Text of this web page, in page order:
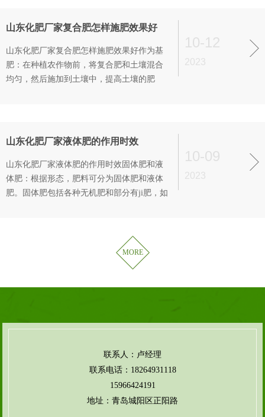
肥能够提高土壤中的养分利用率，促进蔬菜
山东化肥厂家复合肥怎样施肥效果好
山东化肥厂家复合肥怎样施肥效果好作为基
肥：在种植农作物前，将复合肥和土壤混合
均匀，然后施加到土壤中，提高土壤的肥
1000的比例混合，然后顺花盆的边缘缓缓倒
10-12
2023
山东化肥厂家液体肥的作用时效
山东化肥厂家液体肥的作用时效固体肥和液
体肥：根据形态，肥料可分为固体肥和液体
肥。固体肥包括各种无机肥和部分有ji肥，如
缓效肥：根据作用时效，肥料可分为速效肥
和缓效肥。速效肥是指那些可以被植物吸收
得快、见效也快的肥料，如尿素、硝
10-09
2023
MORE
联系人：卢经理
联系电话：18264931118
15966424191
地址：青岛城阳区正阳路